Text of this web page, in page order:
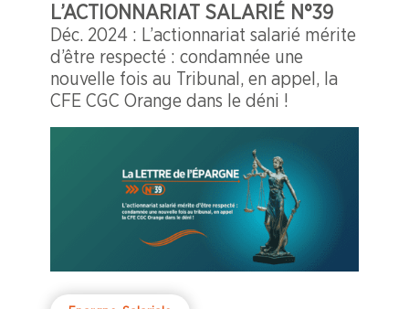
L’ACTIONNARIAT SALARIÉ N°39
Déc. 2024 : L’actionnariat salarié mérite
d’être respecté : condamnée une
nouvelle fois au Tribunal, en appel, la
CFE CGC Orange dans le déni !